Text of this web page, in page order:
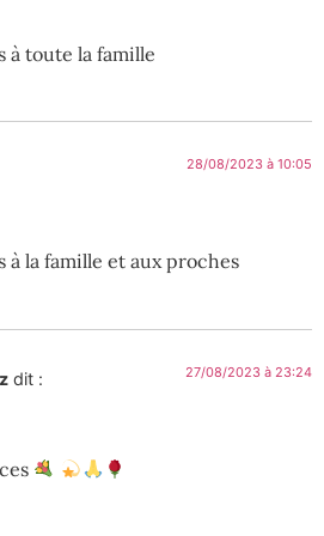
à toute la famille
28/08/2023 à 10:05
à la famille et aux proches
dit : 27/08/2023 à 23:24